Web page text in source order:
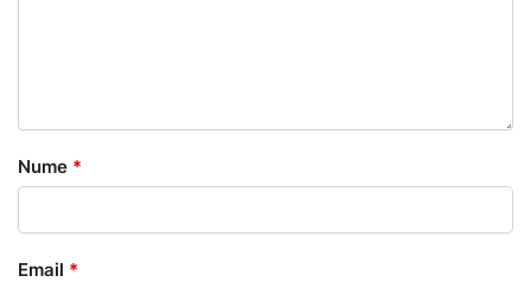
Nume *
Email *